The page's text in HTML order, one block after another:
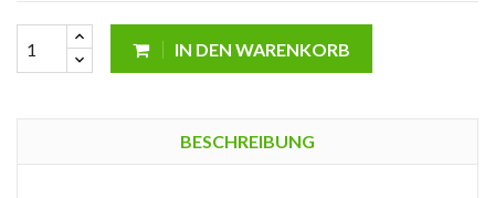
IN DEN WARENKORB
BESCHREIBUNG